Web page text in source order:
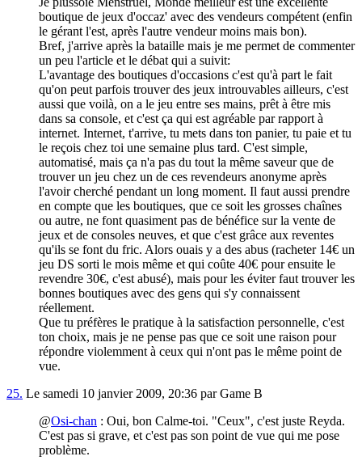
boutique de jeux d'occaz' avec des vendeurs compétent (enfin
le gérant l'est, après l'autre vendeur moins mais bon).
Bref, j'arrive après la bataille mais je me permet de commenter
un peu l'article et le débat qui a suivit:
L'avantage des boutiques d'occasions c'est qu'à part le fait
qu'on peut parfois trouver des jeux introuvables ailleurs, c'est
aussi que voilà, on a le jeu entre ses mains, prêt à être mis
dans sa console, et c'est ça qui est agréable par rapport à
internet. Internet, t'arrive, tu mets dans ton panier, tu paie et tu
le reçois chez toi une semaine plus tard. C'est simple,
automatisé, mais ça n'a pas du tout la même saveur que de
trouver un jeu chez un de ces revendeurs anonyme après
l'avoir cherché pendant un long moment. Il faut aussi prendre
en compte que les boutiques, que ce soit les grosses chaînes
ou autre, ne font quasiment pas de bénéfice sur la vente de
jeux et de consoles neuves, et que c'est grâce aux reventes
qu'ils se font du fric. Alors ouais y a des abus (racheter 14€ un
jeu DS sorti le mois même et qui coûte 40€ pour ensuite le
revendre 30€, c'est abusé), mais pour les éviter faut trouver les
bonnes boutiques avec des gens qui s'y connaissent
réellement.
Que tu préfères le pratique à la satisfaction personnelle, c'est
ton choix, mais je ne pense pas que ce soit une raison pour
répondre violemment à ceux qui n'ont pas le même point de
vue.
25. Le samedi 10 janvier 2009, 20:36 par Game B
@Osi-chan : Oui, bon Calme-toi. "Ceux", c'est juste Reyda.
C'est pas si grave, et c'est pas son point de vue qui me pose
problème.